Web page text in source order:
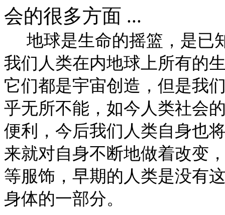
会的很多方面 ...
地球是生命的摇篮，是已
我们人类在内地球上所有的
它们都是宇宙创造，但是我
乎无所不能，如今人类社会
便利，今后我们人类自身也
来就对自身不断地做着改变
等服饰，早期的人类是没有
身体的一部分。